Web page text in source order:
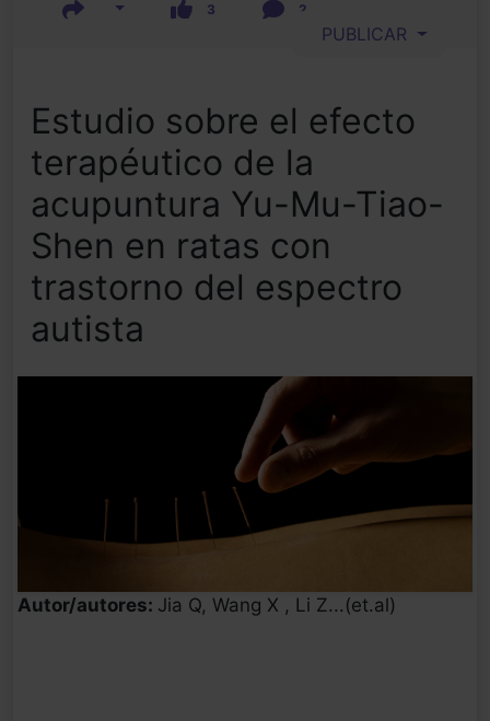
3 2
PUBLICAR
Estudio sobre el efecto
terapéutico de la
acupuntura Yu-Mu-Tiao-
Shen en ratas con
trastorno del espectro
autista
Autor/autores: Jia Q, Wang X , Li Z...(et.al)